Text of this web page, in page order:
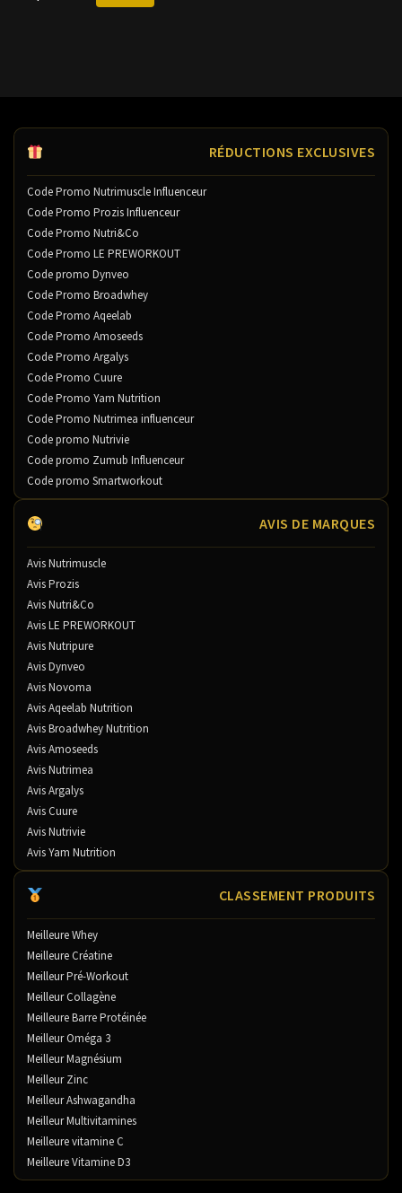
RÉDUCTIONS EXCLUSIVES
Code Promo Nutrimuscle Influenceur
Code Promo Prozis Influenceur
Code Promo Nutri&Co
Code Promo LE PREWORKOUT
Code promo Dynveo
Code Promo Broadwhey
Code Promo Aqeelab
Code Promo Amoseeds
Code Promo Argalys
Code Promo Cuure
Code Promo Yam Nutrition
Code Promo Nutrimea influenceur
Code promo Nutrivie
Code promo Zumub Influenceur
Code promo Smartworkout
AVIS DE MARQUES
Avis Nutrimuscle
Avis Prozis
Avis Nutri&Co
Avis LE PREWORKOUT
Avis Nutripure
Avis Dynveo
Avis Novoma
Avis Aqeelab Nutrition
Avis Broadwhey Nutrition
Avis Amoseeds
Avis Nutrimea
Avis Argalys
Avis Cuure
Avis Nutrivie
Avis Yam Nutrition
CLASSEMENT PRODUITS
Meilleure Whey
Meilleure Créatine
Meilleur Pré-Workout
Meilleur Collagène
Meilleure Barre Protéinée
Meilleur Oméga 3
Meilleur Magnésium
Meilleur Zinc
Meilleur Ashwagandha
Meilleur Multivitamines
Meilleure vitamine C
Meilleure Vitamine D3